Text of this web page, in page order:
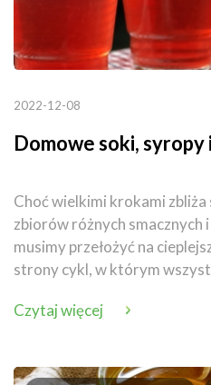
2022-12-08
Domowe soki, syropy
Choć wielkimi krokami zbliża
zbiorów różnych
musimy przełożyć na
strony cykl, w którym
Czytaj więcej